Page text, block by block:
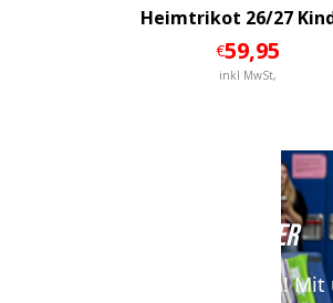
Heimtrikot 26/27
€59,95
inkl MwSt,
NEWSLETTER
Keine News mehr verpassen!